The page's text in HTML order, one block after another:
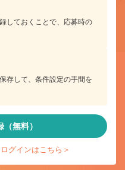
しておくことで、応募時の
存して、条件設定の手間を
無料）
グインはこちら＞